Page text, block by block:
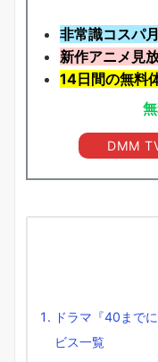
非常識コスパ
新作アニメ見
14日間の無料
DMM
ドラマ『40まで
ビス一覧